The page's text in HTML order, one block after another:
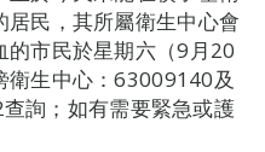
民，其所屬衛生中心會
的市民於星期六（9月20
衛生中心：63009140及
詢；如有需要緊急或護